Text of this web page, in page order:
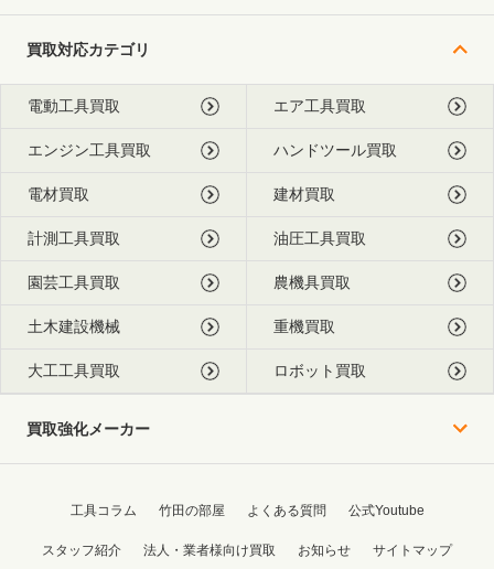
買取対応カテゴリ
電動工具買取 エア工具買取
エンジン工具買取 ハンドツール買取
電材買取 建材買取
計測工具買取 油圧工具買取
園芸工具買取 農機具買取
土木建設機械 重機買取
大工工具買取 ロボット買取
買取強化メーカー
工具コラム 竹田の部屋 よくある質問 公式Youtube
スタッフ紹介 法人・業者様向け買取 お知らせ サイトマップ